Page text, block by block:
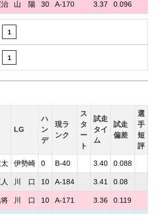
山 陽 30 A-170 3.37 0.096
1
1
LG
ハ
ン
デ
現ラ
ンク
ス
タ
ー
ト
試走
タイ
ム
試走
偏差
選
手
短
評
伊勢崎 0 B-40 3.40 0.088
川 口 10 A-184 3.41 0.08
川 口 10 A-171 3.36 0.119